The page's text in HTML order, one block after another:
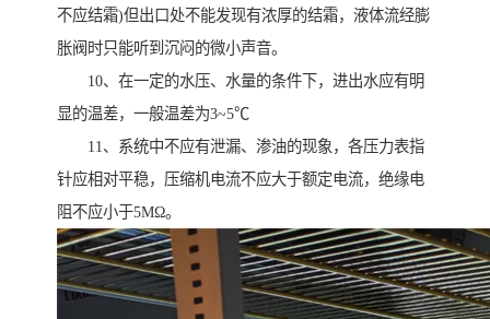
不应结霜)但出口处不能发现有浓厚的结霜，液体流经膨
胀阀时只能听到沉闷的微小声音。
10、在一定的水压、水量的条件下，进出水应有明
显的温差，一般温差为3~5℃
11、系统中不应有泄漏、渗油的现象，各压力表指
针应相对平稳，压缩机电流不应大于额定电流，绝缘电
阻不应小于5MΩ。